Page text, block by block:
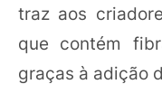
traz aos
que contém
graças à adição